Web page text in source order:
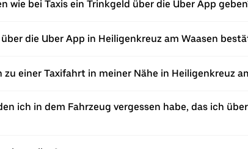
wie bei Taxis ein Trinkgeld über die Uber App
die Uber App in Heiligenkreuz am Waasen
einer Taxifahrt in meiner Nähe in Heiligenkreuz
ich in dem Fahrzeug vergessen habe, das ich